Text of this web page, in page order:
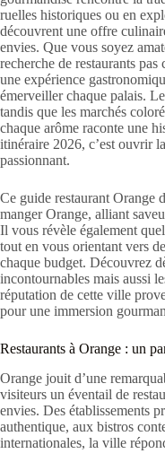
ruelles historiques ou en
découvrent une offre
envies. Que vous soyez
recherche de restaurants
une expérience
émerveiller chaque palais.
tandis que les marchés
chaque arôme raconte une
itinéraire 2026, c’est ouvrir
passionnant.
Ce guide restaurant Orange
manger Orange, alliant
Il vous révèle également
tout en vous orientant vers
chaque budget. Découvrez
incontournables mais aussi
réputation de cette ville
pour une immersion
Restaurants à Orange : un
Orange jouit d’une
visiteurs un éventail de
envies. Des établissements
authentique, aux bistros
internationales, la ville